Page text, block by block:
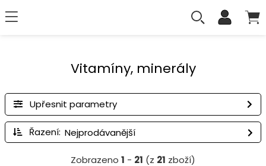
Vitamíny, minerály
Upřesnit parametry
Řazení:
Zobrazeno 1 - 21 (z 21 zboží)